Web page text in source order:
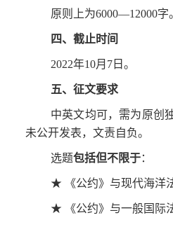
原则上为6000—12000字
四、截止时间
2022年10月7日。
五、征文要求
中英文均可，需为原创
未公开发表，文责自负。
选题包括但不限于：
★ 《公约》与现代海洋
★ 《公约》与一般国际